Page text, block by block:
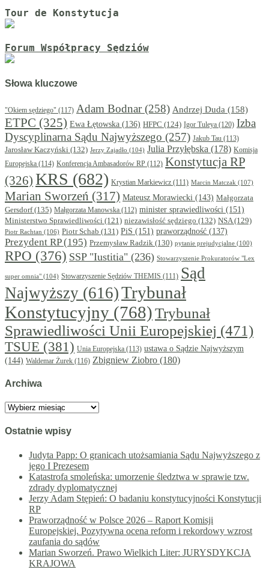
Tour de Konstytucja
Forum Współpracy Sędziów
Słowa kluczowe
"Okiem sędziego" (117) Adam Bodnar(258) Andrzej Duda (158)
ETPC (325) Ewa Łętowska (136) HFPC (124) Igor Tuleya (120) Izba
Dyscyplinarna Sądu Najwyższego (257) Jakub Tau (113)
Jarosław Kaczyński (132) Jerzy Zajadło (104) Julia Przyłębska (178) Komisja
Europejska (114) Konferencja Ambasadorów RP (112) Konstytucja RP
(326) KRS (682) Krystian Markiewicz (111) Marcin Matczak (107)
Marian Sworzeń (317) Mateusz Morawiecki (143) Małgorzata
Gersdorf(135) Małgorzata Manowska (112) minister sprawiedliwości (151)
Ministerstwo Sprawiedliwości (121) niezawisłość sędziego (132) NSA (129)
Piotr Rachtan (106) Piotr Schab (131) PiS (151) praworządność (137)
Prezydent RP(195) Przemysław Radzik (130) pytanie prejudycjalne (100)
RPO (376) SSP "Iustitia" (236) Stowarzyszenie Prokuratorów "Lex
super omnia" (104) Stowarzyszenie Sędziów THEMIS (111) Sąd
Najwyższy (616)Trybunał
Konstytucyjny (768)Trybunał
Sprawiedliwości Unii Europejskiej (471)
TSUE (381) Unia Europejska (113) ustawa o Sądzie Najwyższym
(144) Waldemar Żurek (116) Zbigniew Ziobro (180)
Archiwa
Archiwa
Ostatnie wpisy
Judyta Papp: O granicach utożsamiania Sądu Najwyższego z
jego I Prezesem
Katastrofa smoleńska: umorzenie śledztwa w sprawie tzw.
zdrady dyplomatycznej
Jerzy Adam Stępień: O badaniu konstytucyjności Konstytucji
RP
Praworządność w Polsce 2026 – Raport Komisji
Europejskiej. Pozytywna ocena reform i rekordowy wzrost
zaufania do sądów
Marian Sworzeń. Prawo Wielkich Liter: JURYSDYKCJA
KRAJOWA